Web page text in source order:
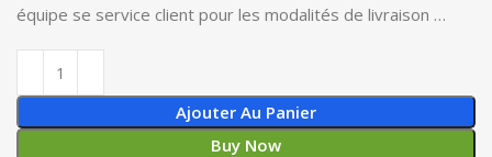
équipe se service client pour les modalités de livraison …
Ajouter Au Panier
Buy Now